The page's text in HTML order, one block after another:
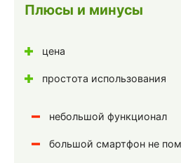
Плюсы и минусы
цена
простота использования
небольшой функционал
большой смартфон не